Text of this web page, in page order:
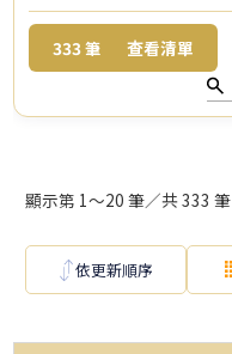
333筆查看清單
顯示第 1～20 筆／共 333 筆
依更新順序